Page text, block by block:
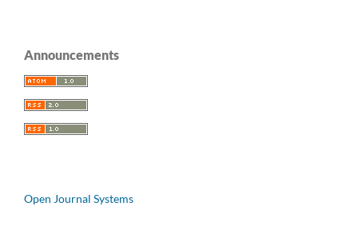
Announcements
Open Journal Systems